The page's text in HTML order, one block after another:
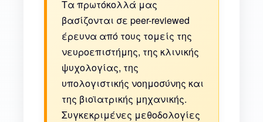
Τα πρωτόκολλά μας
βασίζονται σε peer-reviewed
έρευνα από τους τομείς της
νευροεπιστήμης, της κλινικής
ψυχολογίας, της
υπολογιστικής νοημοσύνης και
της βιοϊατρικής μηχανικής.
Συγκεκριμένες μεθοδολογίες